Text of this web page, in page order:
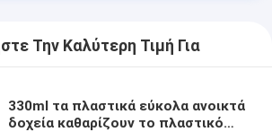
Την Καλύτερη Τιμή Για
330ml τα πλαστικά εύκολα ανοικτά
δοχεία καθαρίζουν το πλαστικό